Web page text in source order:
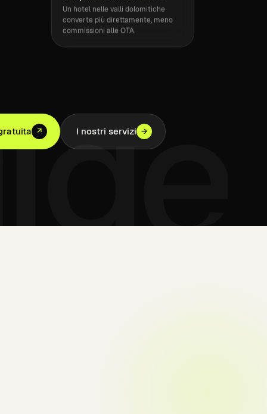
↗ I nostri servizi →
Un hotel nelle valli dolomitiche
converte più direttamente, meno
commissioni alle OTA.